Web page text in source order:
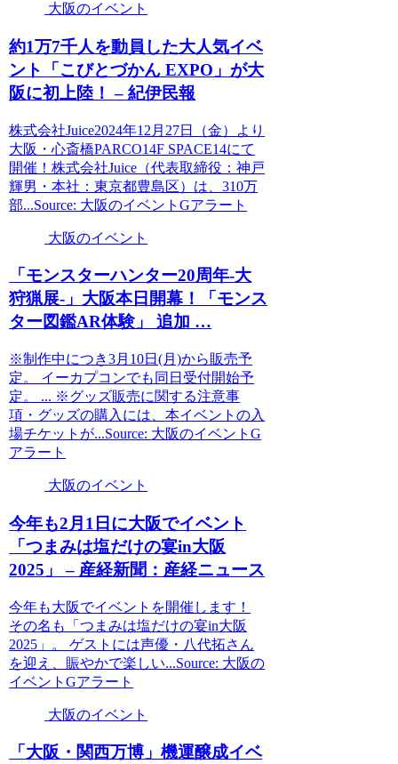
大阪のイベント
約1万7千人を動員した大人気イベ
ント
「こびとづかん EXPO」が大
阪に初上陸！ – 紀伊民報
株式会社Juice2024年12月27日（金）より
大阪・心斎橋PARCO14F SPACE14にて
開催！株式会社Juice（代表取締役：神戸
輝男・本社：東京都豊島区）は、310万
部...Source: 大阪のイベントGアラート
大阪のイベント
「モンスターハンター20周年-大
狩猟展-」 大阪本日開幕！「モンス
ター図鑑AR体験」 追加 …
※制作中につき3月10日(月)から販売予
定。 イーカプコンでも同日受付開始予
定。 ... ※グッズ販売に関する注意事
項・グッズの購入には、本イベントの入
場チケットが...Source: 大阪のイベントG
アラート
大阪のイベント
今年も2月1日に大阪でイベント
「つまみは塩だけの宴in大阪
2025」 – 産経新聞：産経ニュース
今年も大阪でイベントを開催します！
その名も「つまみは塩だけの宴in大阪
2025」。 ゲストには声優・八代拓さん
を迎え、賑やかで楽しい...Source: 大阪の
イベントGアラート
大阪のイベント
「 大阪 ・関西万博」機運醸成イベ